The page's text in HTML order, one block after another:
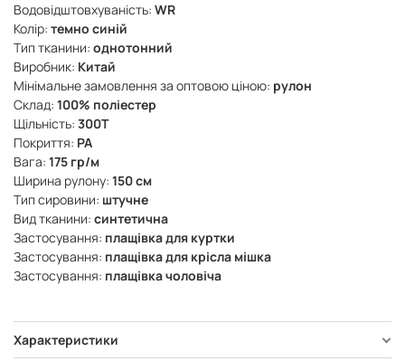
Водовідштовхуваність: WR
Колір: темно синій
Тип тканини: однотонний
Виробник: Китай
Мінімальне замовлення за оптовою ціною: рулон
Склад: 100% поліестер
Щільність: 300Т
Покриття: PA
Вага: 175 гр/м
Ширина рулону: 150 см
Тип сировини: штучне
Вид тканини: синтетична
Застосування: плащівка для куртки
Застосування: плащівка для крісла мішка
Застосування: плащівка чоловіча
Характеристики